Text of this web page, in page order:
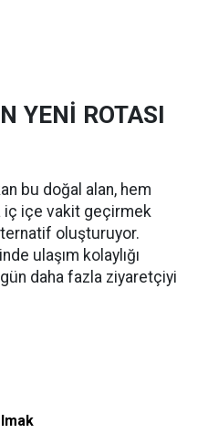
YENİ ROTASI
bu doğal alan, hem
iç içe vakit geçirmek
oluşturuyor.
ulaşım kolaylığı
daha fazla ziyaretçiyi